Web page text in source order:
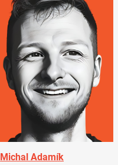
Michal Adamík